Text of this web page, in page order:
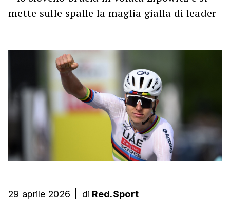
mette sulle spalle la maglia gialla di leader
29 aprile 2026 di Red.Sport